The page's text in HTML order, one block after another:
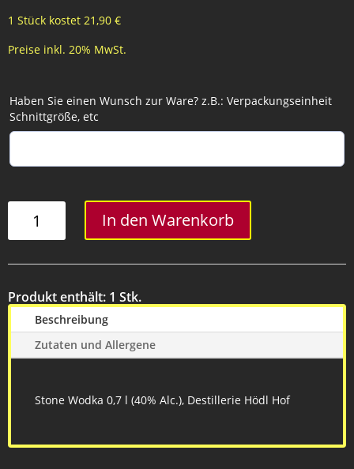
1 Stück kostet 21,90 €
Preise inkl. 20% MwSt.
Haben Sie einen Wunsch zur Ware? z.B.: Verpackungseinheit
Schnittgröße, etc
Wodka
In den Warenkorb
Produkt enthält: 1 Stk.
Beschreibung
Zutaten und Allergene
Stone Wodka 0,7 l (40% Alc.), Destillerie Hödl Hof